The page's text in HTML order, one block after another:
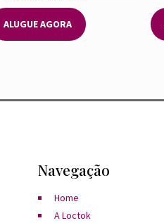
ALUGUE AGORA
Navegação
Home
A Loctok